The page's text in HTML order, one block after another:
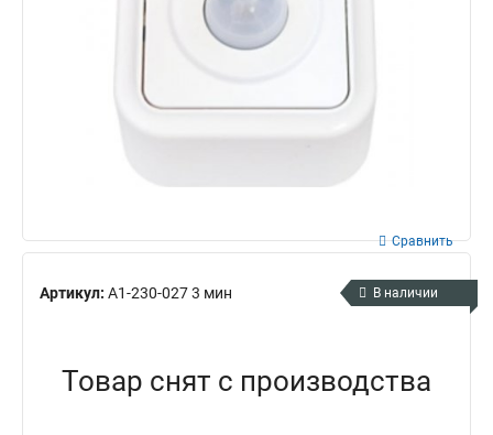
Артикул: А1-230-027 3 мин
Сравнить
В наличии
Товар снят с производства